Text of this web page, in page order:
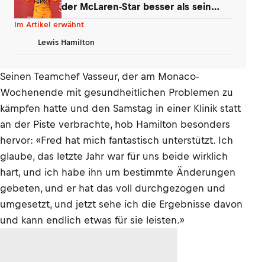
der McLaren-Star besser als sein
Ruf?
Im Artikel erwähnt
Lewis Hamilton
Seinen Teamchef Vasseur, der am Monaco-
Wochenende mit gesundheitlichen Problemen zu
kämpfen hatte und den Samstag in einer Klinik statt
an der Piste verbrachte, hob Hamilton besonders
hervor: «Fred hat mich fantastisch unterstützt. Ich
glaube, das letzte Jahr war für uns beide wirklich
hart, und ich habe ihn um bestimmte Änderungen
gebeten, und er hat das voll durchgezogen und
umgesetzt, und jetzt sehe ich die Ergebnisse davon
und kann endlich etwas für sie leisten.»